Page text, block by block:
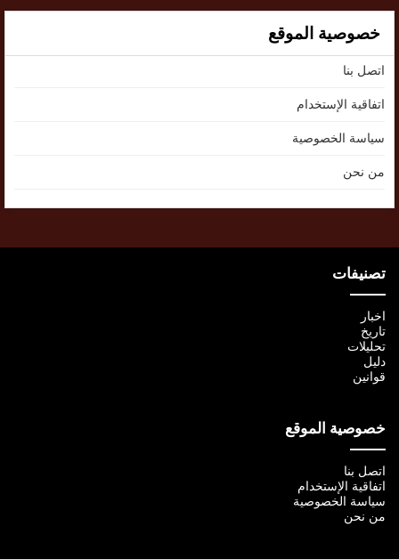
خصوصية الموقع
اتصل بنا
اتفاقية الإستخدام
سياسة الخصوصية
من نحن
تصنيفات
اخبار
تاريخ
تحليلات
دليل
قوانين
خصوصية الموقع
اتصل بنا
اتفاقية الإستخدام
سياسة الخصوصية
من نحن